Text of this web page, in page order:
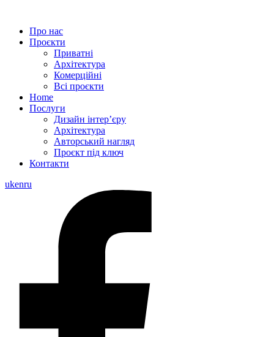
Про нас
Проєкти
Приватні
Архітектура
Комерційні
Всі проєкти
Home
Послуги
Дизайн інтер’єру
Архітектура
Aвторський нагляд
Проєкт під ключ
Контакти
ukenru